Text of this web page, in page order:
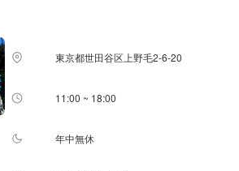
東京都世田谷区上野毛2-6-20
11:00 ~ 18:00
年中無休